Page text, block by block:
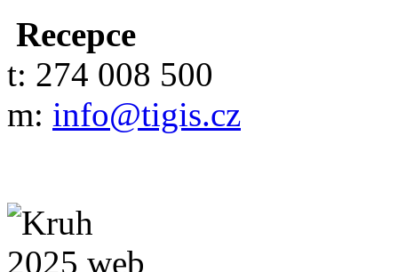
Recepce
t: 274 008 500
m: info@tigis.cz